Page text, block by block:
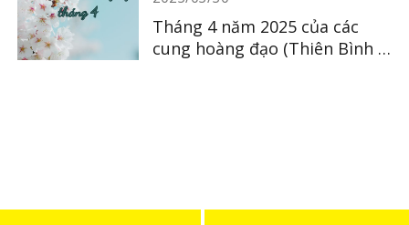
Tháng 4 năm 2025 của các
cung hoàng đạo (Thiên Bình ~